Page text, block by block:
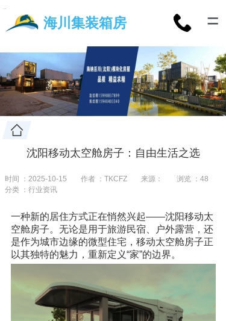
海川集装箱房 =
沈阳移动太空舱房子：自由生活之选
时间 ：2025-10-15 作者 ：TKCFZ 来源： 浏览 ： 48
分类 ：行业资讯
一种新的居住方式正在悄然兴起——沈阳移动太
空舱房子。无论是用于旅游民宿、户外露营，还
是作为城市边缘的微型住宅，移动太空舱房子正
以其独特的魅力，重新定义“家”的边界。